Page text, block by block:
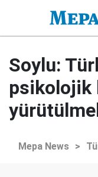
Soylu:
psikolojik
Mepa News >